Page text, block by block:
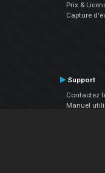
Prix &
Capture
Support
Contactez
Manuel